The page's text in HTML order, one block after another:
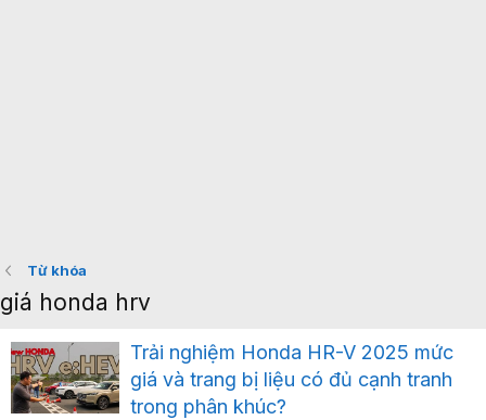
Từ khóa
giá honda hrv
Trải nghiệm Honda HR-V 2025 mức
giá và trang bị liệu có đủ cạnh tranh
trong phân khúc?